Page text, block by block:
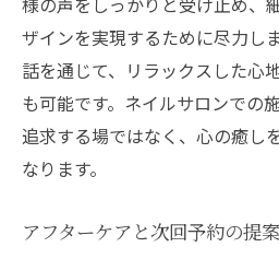
ザインを実現するために尽力し
話を通じて、リラックスした心
も可能です。ネイルサロンでの
追求する場ではなく、心の癒し
なります。
アフターケアと次回予約の提案